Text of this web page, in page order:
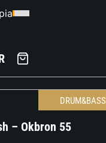
DRUM&BASS
– Okbron 55